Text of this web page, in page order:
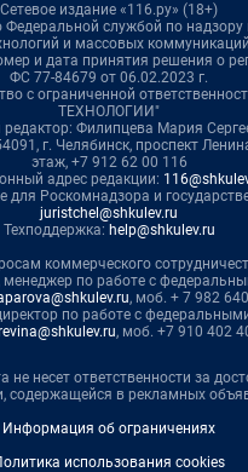
Сетевое издание «116.ру» (18+)
Федеральной службой по надзору
и массовых
и дата принятия решения о
ФС 77-84679 от 06.02.2023 г.
с ограниченной
ТЕХНОЛОГИИ"
редактор: Филипцева Мария
г. Челябинск, проспект
этаж, +7 912 62 00 116
адрес редакции:
для Роскомнадзора и
juristchel@shkulev.ru
Техподдержка: help@shkulev.ru
коммерческого
по работе с
, моб. + 7 982
по работе с
, моб. +7 910 402
не несет ответственности за
содержащейся в рекламных
Информация об ограничениях
использования cookies